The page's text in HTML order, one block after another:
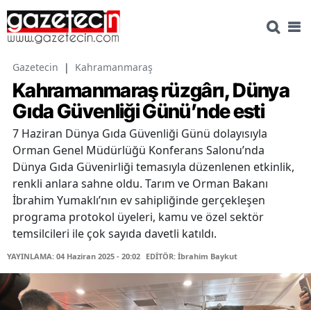
Gazetecin | Kahramanmaraş
Kahramanmaraş rüzgârı, Dünya
Gıda Güvenliği Günü’nde esti
7 Haziran Dünya Gıda Güvenliği Günü dolayısıyla
Orman Genel Müdürlüğü Konferans Salonu’nda
Dünya Gıda Güvenirliği temasıyla düzenlenen etkinlik,
renkli anlara sahne oldu. Tarım ve Orman Bakanı
İbrahim Yumaklı’nın ev sahipliğinde gerçekleşen
programa protokol üyeleri, kamu ve özel sektör
temsilcileri ile çok sayıda davetli katıldı.
YAYINLAMA: 04 Haziran 2025 - 20:02 EDİTÖR: İbrahim Baykut